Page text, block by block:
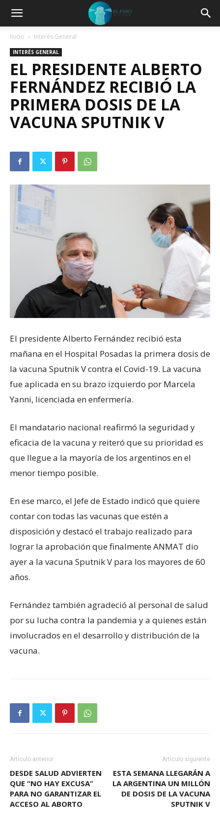
Inicio Interés General
INTERÉS GENERAL
EL PRESIDENTE ALBERTO
FERNÁNDEZ RECIBIÓ LA
PRIMERA DOSIS DE LA
VACUNA SPUTNIK V
El presidente Alberto Fernández recibió esta
mañana en el Hospital Posadas la primera dosis de
la vacuna Sputnik V contra el Covid-19. La vacuna
fue aplicada en su brazo izquierdo por Marcela
Yanni, licenciada en enfermería.
El mandatario nacional reafirmó la seguridad y
eficacia de la vacuna y reiteró que su prioridad es
que llegue a la mayoría de los argentinos en el
menor tiempo posible.
En ese marco, el Jefe de Estado indicó que quiere
contar con todas las vacunas que estén a
disposición y destacó el trabajo realizado para
lograr la aprobación que finalmente ANMAT dio
ayer a la vacuna Sputnik V para los mayores de 60
años.
Fernández también agradeció al personal de salud
por su lucha contra la pandemia y a quienes están
involucrados en el desarrollo y distribución de la
vacuna.
Artículo anterior
DESDE SALUD ADVIERTEN
QUE “NO HAY EXCUSA”
PARA NO GARANTIZAR EL
ACCESO AL ABORTO
Artículo siguiente
ESTA SEMANA LLEGARÁN A
LA ARGENTINA UN MILLÓN
DE DOSIS DE LA VACUNA
SPUTNIK V